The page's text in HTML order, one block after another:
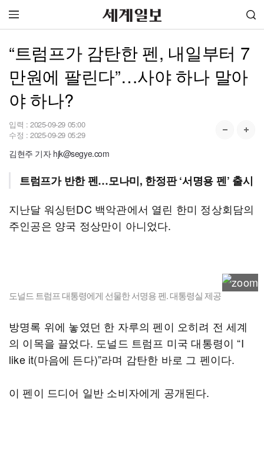
“트럼프가 감탄한 펜, 내일부터 7
만원에 팔린다”…사야 하나 말아
야 하나?
입력 : 2025-09-29 05:00
수정 : 2025-09-29 05:29
김현주 기자 hjk@segye.com
트럼프가 반한 펜…모나미, 한정판 ‘서명용 펜’ 출시
지난달 워싱턴DC 백악관에서 열린 한미 정상회담의
주인공은 양국 정상만이 아니었다.
도널드 트럼프 대통령에게 선물한 서명용 펜. 대통령실 제공
방명록 위에 놓였던 한 자루의 펜이 오히려 전 세계
의 이목을 끌었다. 도널드 트럼프 미국 대통령이 “I
like it(마음에 든다)”라며 감탄한 바로 그 펜이다.
이 펜이 드디어 일반 소비자에게 공개된다.